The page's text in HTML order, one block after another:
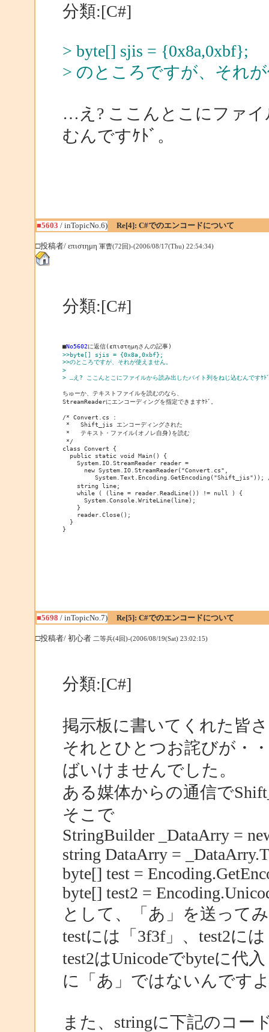
分類:[C#]
> byte[] sjis = {0x8a,0xbf};
> のところですが、それ
…え? ここんとこにファ
むんですｹﾄﾞ。
■5603 / inTopicNo.6) Re[4]: C#でのエンコードについて
□投稿者/ επιστημη 軍曹(72回)-(2006/08/17(Thu) 22:54:34)
分類:[C#]
■No5602に返信(επιστημηさんの記事)
>>byte[] sjis = {0x8a,0xbf};
>>のところですが、それが使えません。
>
> …え? ここんとこにファイルから読み出したバイト列をねじ込むんですｹﾄ
ちゅーか、テキストファイルを読むのなら、
StreamReaderにエンコーディングを指定できますｹﾄﾞ。
/* Convert.cs :
*   Shift_jis エンコーディングされた
*   テキスト・ファイル(オノレ自身)を読む
*/
class Convert {
  public static void Main() {
    System.IO.StreamReader reader =
      new System.IO.StreamReader("Convert.cs",
System.Text.Encoding.GetEncoding("Shift_jis"));
    string line;
    while ( (line = reader.ReadLine()) != null ) {
      System.Console.WriteLine(line);
    }
    reader.Close();
  }
}
■5698 / inTopicNo.7) Re[5]: C#でのエンコードについて
□投稿者/ 初心者 二等兵(4回)-(2006/08/19(Sat) 23:02:15)
分類:[C#]
掲示板に書いてくれた皆
それとひとつお詫びが・
ばいけませんでした。
ある媒体からの通信で
そこで
StringBuilder _DataArry =
string DataArry =
byte[] test =
byte[] test2 =
として、「あ」を送って
testには「3f3f」、test2に
test2はUnicodeでbyteに代
に「あ」ではないんです
また、stringに下記のコー